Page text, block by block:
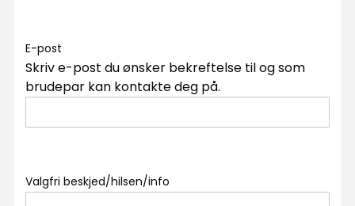
E-post
Skriv e-post du ønsker bekreftelse til og som
brudepar kan kontakte deg på.
Valgfri beskjed/hilsen/info